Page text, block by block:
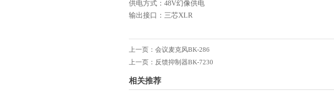
供电方式：48V幻像供电
输出接口：三芯XLR
上一页：会议麦克风BK-286
上一页： 反馈抑制器BK-7230
相关推荐